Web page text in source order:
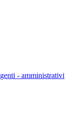
- amministrativi